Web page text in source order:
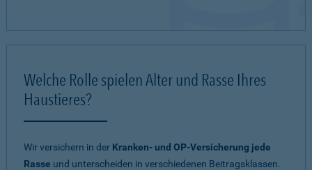
Welche Rolle spielen Alter und Rasse Ihres
Haustieres?
Wir versichern in der Kranken- und OP-Versicherung jede
Rasse und unterscheiden in verschiedenen Beitragsklassen.